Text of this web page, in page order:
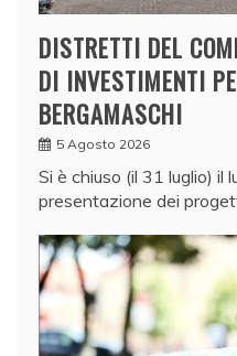
DISTRETTI DEL
DI INVESTIMENTI
BERGAMASCHI
5 Agosto 2026
Si è chiuso (il 31 luglio) il
presentazione dei